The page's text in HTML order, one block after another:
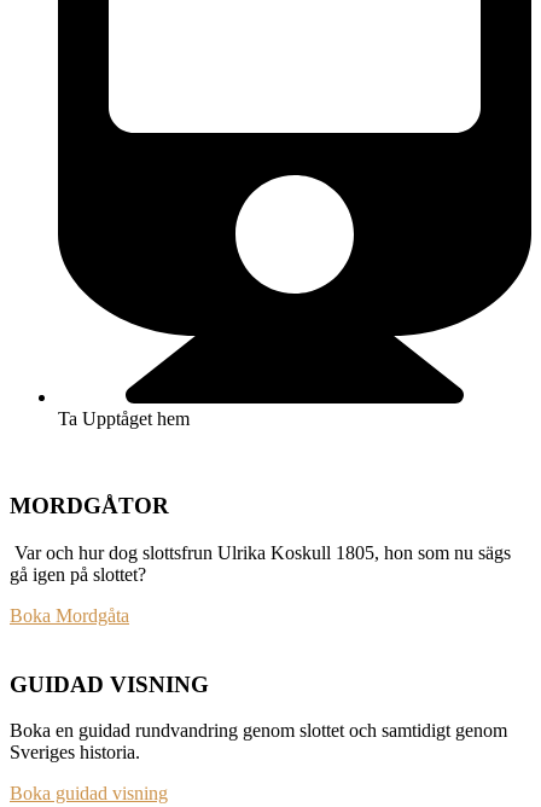
Ta Upptåget hem
MORDGÅTOR
Var och hur dog slottsfrun Ulrika Koskull 1805, hon som nu sägs
gå igen på slottet?
Boka Mordgåta
GUIDAD VISNING
Boka en guidad rundvandring genom slottet och samtidigt genom
Sveriges historia.
Boka guidad visning